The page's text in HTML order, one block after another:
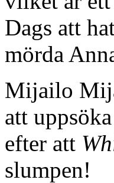
Dags att
mörda
Mijailo
att
efter att
slumpen!